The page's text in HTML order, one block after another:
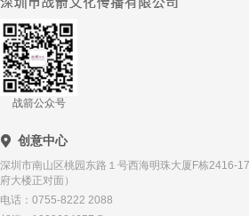
战箭公众号
创意中心
深圳市南山区桃园东路１号西海明珠大厦F栋2416-
府大楼正对面）
电话：0755-8222 2088